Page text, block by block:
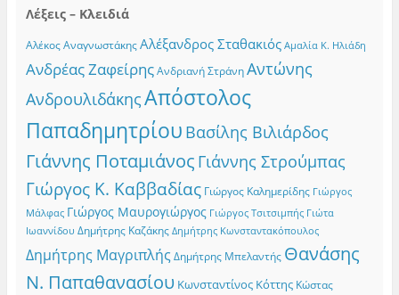
Λέξεις – Κλειδιά
Αλέκος Αναγνωστάκης Αλέξανδρος Σταθακιός Αμαλία Κ. Ηλιάδη
Ανδρέας Ζαφείρης Ανδριανή Στράνη Αντώνης
ΑνδρουλιδάκηςΑπόστολος
Παπαδημητρίου Βασίλης Βιλιάρδος
Γιάννης Ποταμιάνος Γιάννης Στρούμπας
Γιώργος Κ. Καββαδίας Γιώργος Καλημερίδης Γιώργος
Μάλφας Γιώργος Μαυρογιώργος Γιώργος Τσιτσιμπής Γιώτα
Ιωαννίδου Δημήτρης Καζάκης Δημήτρης Κωνσταντακόπουλος
Δημήτρης Μαγριπλής Δημήτρης Μπελαντής Θανάσης
Ν. Παπαθανασίου Κωνσταντίνος Κόττης Κώστας